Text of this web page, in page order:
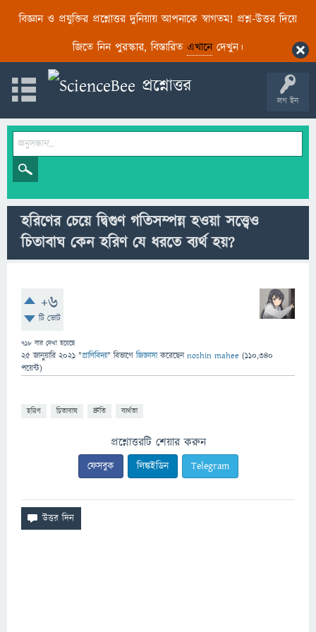
বিজ্ঞান ও প্রযুক্তির প্রশ্নোত্তর দুনিয়ায় আপনাকে স্বাগতম! প্রশ্ন-উত্তর দিয়ে
জিতে নিন পুরস্কার, বিস্তারিত এখানেদেখুন।
লগ ইন
হরিণের চেয়ে দ্বিগুণ গতিসম্পন্ন হওয়া সত্ত্বেও
চিতাবাঘ কেন হরিণ যে ধরতে ব্যর্থ হয়?
+6
টি ভোট
718 বার দেখা হয়েছে
25 জানুয়ারি 2021 "প্রাণিবিদ্যা" বিভাগে জিজ্ঞাসাকরেছেনnoshin mahee (110,340
পয়েন্ট)
হরিণ চিতাবাঘ দ্রুতি ব্যর্থতা
প্রশ্নোত্তরটি শেয়ার করুন
ফেসবুক লিঙ্কইডিন Telegram